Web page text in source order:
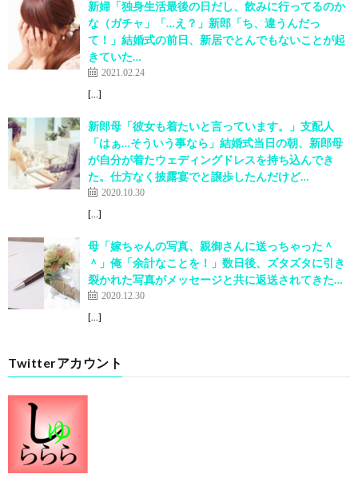
新婦「独身生活最後の日だし、飲みに行ってるのか
な（ガチャ」「…え？」新郎「ち、違うんだっ
て！」結婚式の前日、新居でとんでもないことが起
きていた…
2021.02.24
[…]
新郎母「彼女も着たいと言っています。」支配人
「はぁ…そういう事なら」結婚式当日の朝、新郎母
が自分が着たウェディングドレスを持ち込んでき
た。仕方なく披露宴でと譲歩したんだけど…
2020.10.30
[…]
母「嫁ちゃんの写真、親御さんに送っちゃった＾
＾」俺「余計なことを！」数日後、ズタズタに引き
裂かれた写真がメッセージと共に返送されてきた…
2020.12.30
[…]
Twitterアカウント